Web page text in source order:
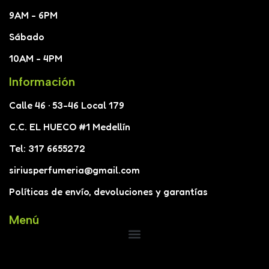
9AM - 6PM
Sábado
10AM - 4PM
Información
Calle 46 · 53-46 Local 179
C.C. EL HUECO #1 Medellín
Tel: 317 6655272
siriusperfumeria@gmail.com
Políticas de envío, devoluciones y garantías
Menú